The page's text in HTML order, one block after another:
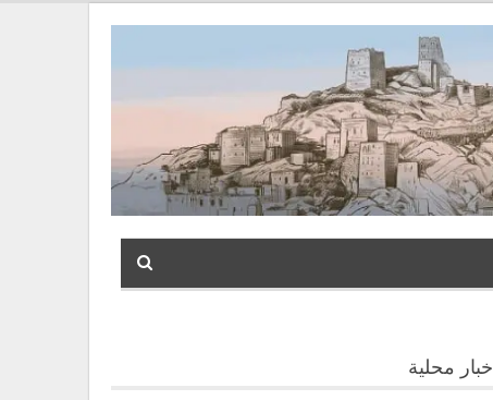
أخبار محلية